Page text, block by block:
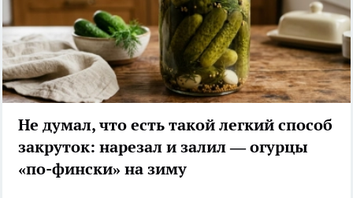
Не думал, что есть такой легкий способ
закруток: нарезал и залил — огурцы
«по-фински» на зиму